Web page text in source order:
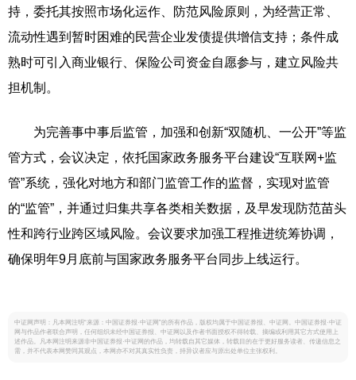
持，委托其按照市场化运作、防范风险原则，为经营正常、
流动性遇到暂时困难的民营企业发债提供增信支持；条件成
熟时可引入商业银行、保险公司资金自愿参与，建立风险共
担机制。
为完善事中事后监管，加强和创新“双随机、一公开”等监
管方式，会议决定，依托国家政务服务平台建设“互联网+监
管”系统，强化对地方和部门监管工作的监督，实现对监管
的“监管”，并通过归集共享各类相关数据，及早发现防范苗头
性和跨行业跨区域风险。会议要求加强工程推进统筹协调，
确保明年9月底前与国家政务服务平台同步上线运行。
中证网声明：凡本网注明“来源：中国证券报·中证网”的所有作品，版权均属于中国证券报、中证网。中国证券报·中证
网与作品作者联合声明，任何组织未经中国证券报、中证网以及作者书面授权不得转载、摘编或利用其它方式使用上
述作品。凡本网注明来源非中国证券报·中证网的作品，均转载自其它媒体，转载目的在于更好服务读者、传递信息之
需，并不代表本网赞同其观点，本网亦不对其真实性负责，持异议者应与原出处单位主张权利。